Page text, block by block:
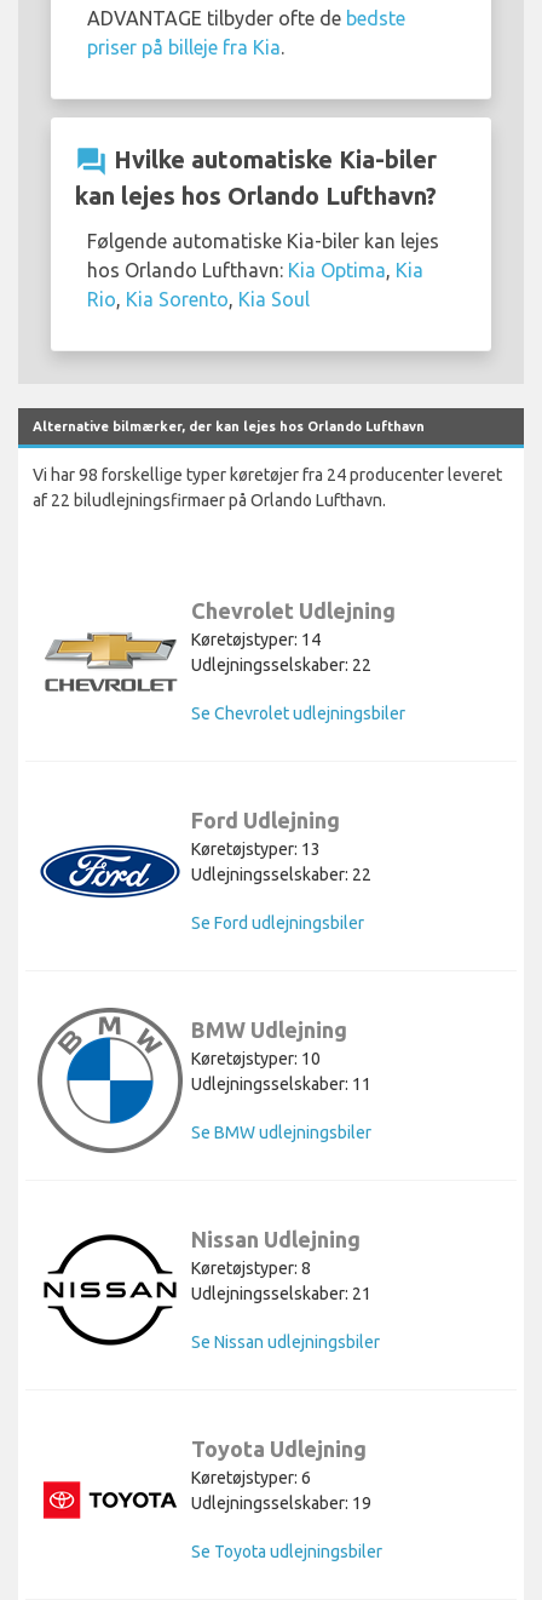
ADVANTAGE tilbyder ofte de bedste
priser på billeje fra Kia.
question_answer Hvilke automatiske Kia-biler
kan lejes hos Orlando Lufthavn?
Følgende automatiske Kia-biler kan lejes
hos Orlando Lufthavn: Kia Optima, Kia
Rio, Kia Sorento, Kia Soul
Alternative bilmærker, der kan lejes hos Orlando Lufthavn
Vi har 98 forskellige typer køretøjer fra 24 producenter leveret
af 22 biludlejningsfirmaer på Orlando Lufthavn.
Chevrolet Udlejning
Køretøjstyper: 14
Udlejningsselskaber: 22
Se Chevrolet udlejningsbiler
Ford Udlejning
Køretøjstyper: 13
Udlejningsselskaber: 22
Se Ford udlejningsbiler
BMW Udlejning
Køretøjstyper: 10
Udlejningsselskaber: 11
Se BMW udlejningsbiler
Nissan Udlejning
Køretøjstyper: 8
Udlejningsselskaber: 21
Se Nissan udlejningsbiler
Toyota Udlejning
Køretøjstyper: 6
Udlejningsselskaber: 19
Se Toyota udlejningsbiler